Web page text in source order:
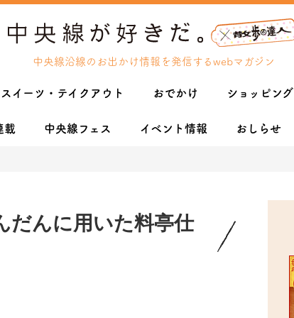
中央線沿線のお出かけ情報を発信するwebマガジン
スイーツ・テイクアウト おでかけ ショッピング
載 中央線フェス イベント情報 おしらせ
だんに用いた料亭仕